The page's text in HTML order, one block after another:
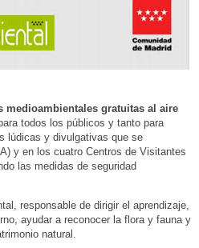
medioambientales gratuitas al aire
todos los públicos y tanto para
lúdicas y divulgativas que se
y en los cuatro Centros de Visitantes
las medidas de seguridad
responsable de dirigir el aprendizaje,
ayudar a reconocer la flora y fauna y
natural.